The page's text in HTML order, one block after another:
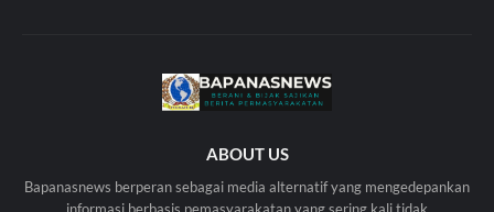
ABOUT US
Bapanasnews berperan sebagai media alternatif yang mengedepankan